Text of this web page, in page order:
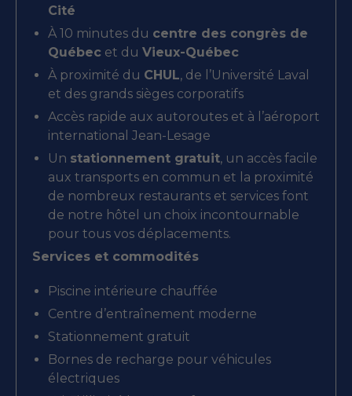
Cité
À 10 minutes du centre des congrès de
Québec et du Vieux-Québec
À proximité du CHUL, de l’Université Laval
et des grands sièges corporatifs
Accès rapide aux autoroutes et à l’aéroport
international Jean-Lesage
Un stationnement gratuit, un accès facile
aux transports en commun et la proximité
de nombreux restaurants et services font
de notre hôtel un choix incontournable
pour tous vos déplacements.
Services et commodités
Piscine intérieure chauffée
Centre d’entraînement moderne
Stationnement gratuit
Bornes de recharge pour véhicules
électriques